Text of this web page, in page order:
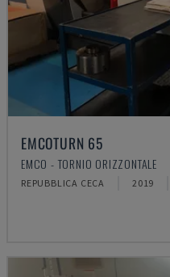
EMCOTURN 65
EMCO - TORNIO ORIZZONTALE
REPUBBLICA CECA 2019